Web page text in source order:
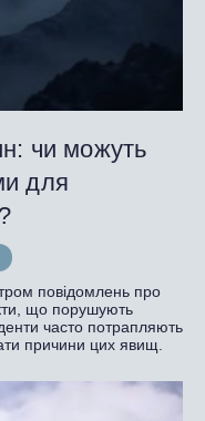
чи можуть
для
повідомлень про
що порушують
часто потрапляють
причини цих явищ.